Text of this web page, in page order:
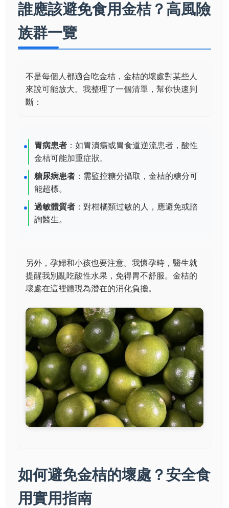
誰應該避免食用金桔？高風險
族群一覽
不是每個人都適合吃金桔，金桔的壞處對某些人
來說可能放大。我整理了一個清單，幫你快速判
斷：
胃病患者 ：如胃潰瘍或胃食道逆流患者，酸性
金桔可能加重症狀。
糖尿病患者 ：需監控糖分攝取，金桔的糖分可
能超標。
過敏體質者 ：對柑橘類过敏的人，應避免或諮
詢醫生。
另外，孕婦和小孩也要注意。我懷孕時，醫生就
提醒我別亂吃酸性水果，免得胃不舒服。金桔的
壞處在這裡體現為潛在的消化負擔。
如何避免金桔的壞處？安全食
用實用指南